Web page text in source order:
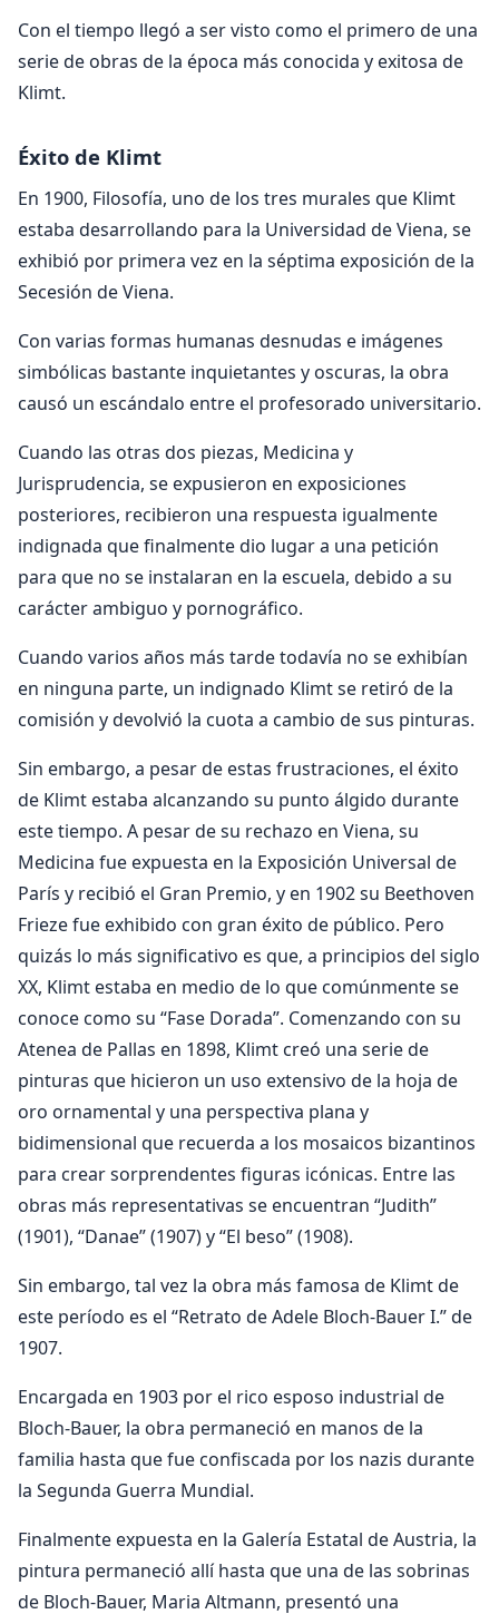
Con el tiempo llegó a ser visto como el primero de una
serie de obras de la época más conocida y exitosa de
Klimt.
Éxito de Klimt
En 1900, Filosofía, uno de los tres murales que Klimt
estaba desarrollando para la Universidad de Viena, se
exhibió por primera vez en la séptima exposición de la
Secesión de Viena.
Con varias formas humanas desnudas e imágenes
simbólicas bastante inquietantes y oscuras, la obra
causó un escándalo entre el profesorado universitario.
Cuando las otras dos piezas, Medicina y
Jurisprudencia, se expusieron en exposiciones
posteriores, recibieron una respuesta igualmente
indignada que finalmente dio lugar a una petición
para que no se instalaran en la escuela, debido a su
carácter ambiguo y pornográfico.
Cuando varios años más tarde todavía no se exhibían
en ninguna parte, un indignado Klimt se retiró de la
comisión y devolvió la cuota a cambio de sus pinturas.
Sin embargo, a pesar de estas frustraciones, el éxito
de Klimt estaba alcanzando su punto álgido durante
este tiempo. A pesar de su rechazo en Viena, su
Medicina fue expuesta en la Exposición Universal de
París y recibió el Gran Premio, y en 1902 su Beethoven
Frieze fue exhibido con gran éxito de público. Pero
quizás lo más significativo es que, a principios del siglo
XX, Klimt estaba en medio de lo que comúnmente se
conoce como su “Fase Dorada”. Comenzando con su
Atenea de Pallas en 1898, Klimt creó una serie de
pinturas que hicieron un uso extensivo de la hoja de
oro ornamental y una perspectiva plana y
bidimensional que recuerda a los mosaicos bizantinos
para crear sorprendentes figuras icónicas. Entre las
obras más representativas se encuentran “Judith”
(1901), “Danae” (1907) y “El beso” (1908).
Sin embargo, tal vez la obra más famosa de Klimt de
este período es el “Retrato de Adele Bloch-Bauer I.” de
1907.
Encargada en 1903 por el rico esposo industrial de
Bloch-Bauer, la obra permaneció en manos de la
familia hasta que fue confiscada por los nazis durante
la Segunda Guerra Mundial.
Finalmente expuesta en la Galería Estatal de Austria, la
pintura permaneció allí hasta que una de las sobrinas
de Bloch-Bauer, Maria Altmann, presentó una